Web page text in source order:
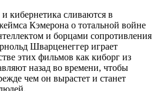
кибернетика сливаются в
Кэмерона о тотальной войне
и борцами сопротивления
Шварценеггер играет
этих фильмов как киборг из
назад во времени, чтобы
чем он вырастет и станет